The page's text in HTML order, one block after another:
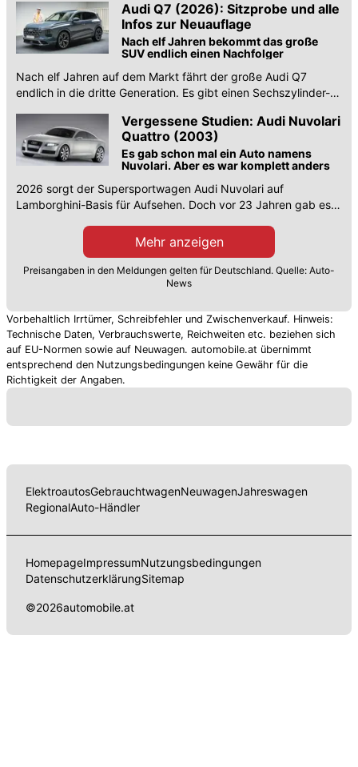
Audi Q7 (2026): Sitzprobe und alle
Infos zur Neuauflage
Nach elf Jahren bekommt das große
SUV endlich einen Nachfolger
Nach elf Jahren auf dem Markt fährt der große Audi Q7
endlich in die dritte Generation. Es gibt einen Sechszylinder-
Vergessene Studien: Audi Nuvolari
Quattro (2003)
Es gab schon mal ein Auto namens
Nuvolari. Aber es war komplett anders
2026 sorgt der Supersportwagen Audi Nuvolari auf
Lamborghini-Basis für Aufsehen. Doch vor 23 Jahren gab es
Mehr anzeigen
Preisangaben in den Meldungen gelten für Deutschland. Quelle: Auto-
News
Vorbehaltlich Irrtümer, Schreibfehler und Zwischenverkauf. Hinweis:
Technische Daten, Verbrauchswerte, Reichweiten etc. beziehen sich
auf EU-Normen sowie auf Neuwagen. automobile.at übernimmt
entsprechend den Nutzungsbedingungen keine Gewähr für die
Richtigkeit der Angaben.
ElektroautosGebrauchtwagenNeuwagenJahreswagen
RegionalAuto-Händler
HomepageImpressumNutzungsbedingungen
DatenschutzerklärungSitemap
©2026automobile.at